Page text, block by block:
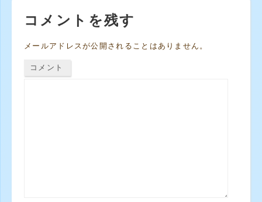
コメントを残す
メールアドレスが公開されることはありません。
コメント